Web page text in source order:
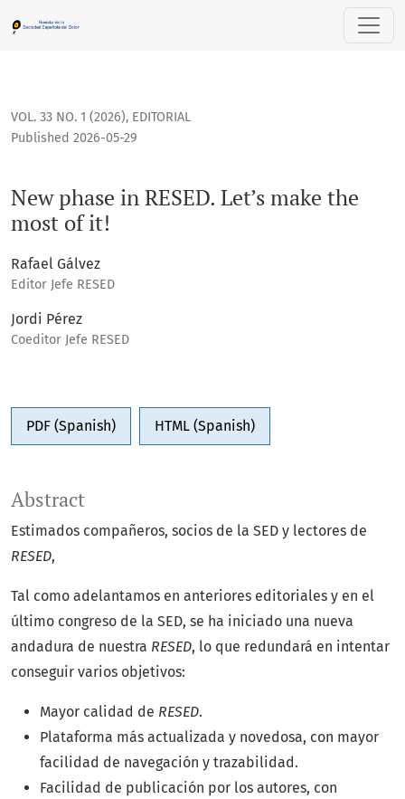
VOL. 33 NO. 1 (2026), EDITORIAL
New phase in RESED. Let’s make the
most of it!
Published 2026-05-29
Rafael Gálvez
Editor Jefe RESED
Jordi Pérez
Coeditor Jefe RESED
PDF (Spanish) HTML (Spanish)
Abstract
Estimados compañeros, socios de la SED y lectores de
RESED,
Tal como adelantamos en anteriores editoriales y en el
último congreso de la SED, se ha iniciado una nueva
andadura de nuestra RESED, lo que redundará en intentar
conseguir varios objetivos:
Mayor calidad de RESED.
Plataforma más actualizada y novedosa, con mayor
facilidad de navegación y trazabilidad.
Facilidad de publicación por los autores, con